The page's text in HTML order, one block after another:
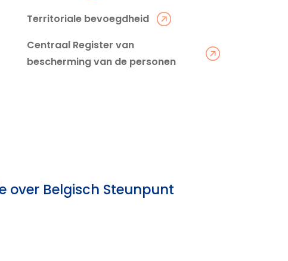
Territoriale bevoegdheid
Centraal Register van
bescherming van de personen
over Belgisch Steunpunt